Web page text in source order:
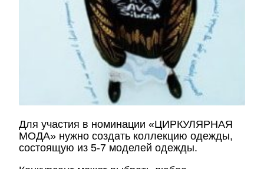
Для участия в номинации «ЦИРКУЛЯРНАЯ
МОДА» нужно создать коллекцию одежды,
состоящую из 5-7 моделей одежды.